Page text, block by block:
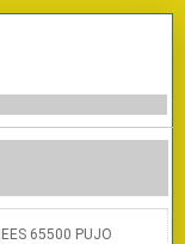
65500 PUJO